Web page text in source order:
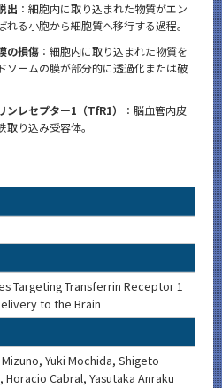
出 ：細胞内に取り込まれた物質がエン
れる小胞から細胞質へ移行する過程。
の損傷 ：細胞内に取り込まれた物質を
ソームの膜が部分的に透過化または破
ンレセプター1（TfR1）
：脳血管内皮
取り込み受容体。
Targeting Transferrin Receptor 1
to the Brain
Yuki Mochida, Shigeto
Cabral, Yasutaka Anraku